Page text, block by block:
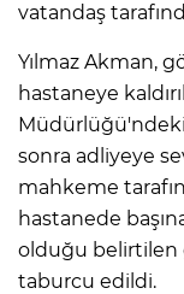
vatandaş
Yılmaz Akman,
hastaneye
sonra adliyeye
mahkeme
hastanede
olduğu belirtilen
taburcu edildi.